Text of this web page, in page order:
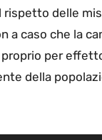
delle
caso che la
per
della